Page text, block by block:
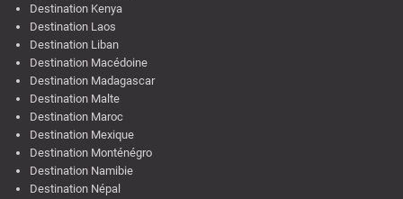
Destination Kenya
Destination Laos
Destination Liban
Destination Macédoine
Destination Madagascar
Destination Malte
Destination Maroc
Destination Mexique
Destination Monténégro
Destination Namibie
Destination Népal